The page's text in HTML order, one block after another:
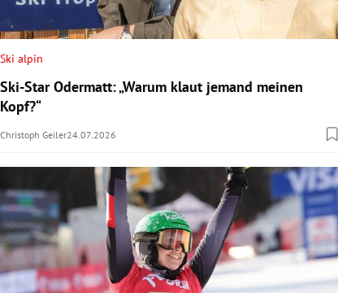
Ski alpin
Ski-Star Odermatt: „Warum klaut jemand meinen
Kopf?“
Christoph Geiler24.07.2026